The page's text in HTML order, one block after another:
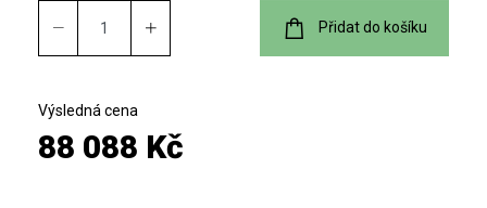
Přidat do košíku
Výsledná cena
88 088 Kč